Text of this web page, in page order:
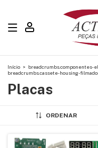
Início > breadcrumbs.componentes-
breadcrumbs.cassete-housing-
Placas
ORDENAR